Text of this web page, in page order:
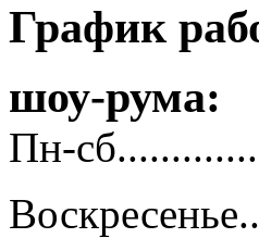
График
шоу-рума:
Пн-